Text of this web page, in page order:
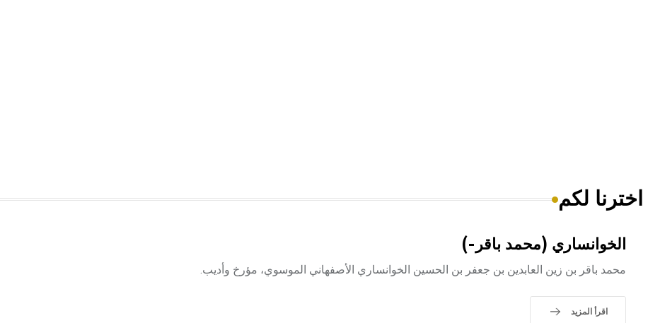
اخترنا لكم
الخوانساري (محمد باقر-)
محمد باقر بن زين العابدين بن جعفر بن الحسين الخوانساري الأصفهاني الموسوي، مؤرخ وأديب.
اقرأ المزيد